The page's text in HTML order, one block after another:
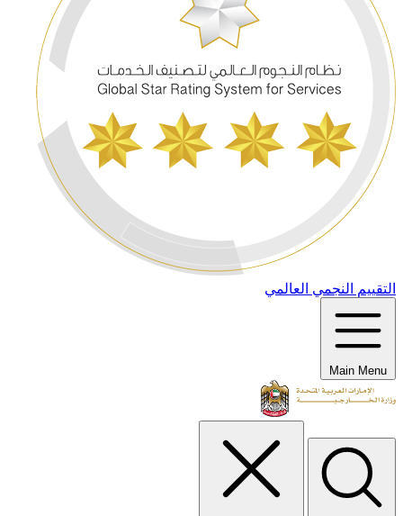
التقييم النجمي العالمي
Main Menu